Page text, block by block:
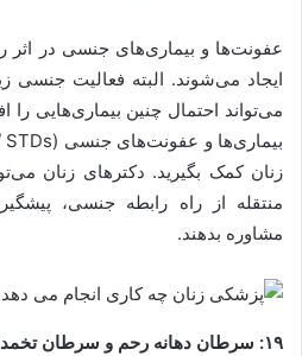
عفونت‌ها و بیماری‌های جنسی در
ایجاد می‌شوند. البته فعالیت جنسی
می‌تواند احتمال چنین بیماری‌هایی را
زنان کمک بگیرید. دکترهای زنان
منتقله از راه رابطه جنسی،
مشاوره بدهند.
۱۹: سرطان دهانه رحم و سرطان تخمدان